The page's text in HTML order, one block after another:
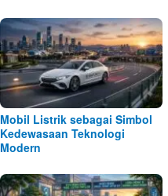
Mobil Listrik sebagai Simbol
Kedewasaan Teknologi
Modern